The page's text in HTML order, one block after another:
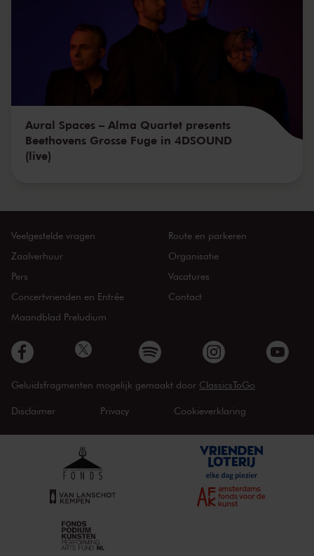
Aural Spaces – Alma Quartet presents
Beethovens Grosse Fuge in 4DSOUND
(live)
Veelgestelde vragen
Zaalverhuur
Pers
Concertvrienden en Entrée
Maandblad Preludium
Route en parkeren
Organisatie
Vacatures
Contact
Geluidsfragmenten mogelijk gemaakt door ClassicsToGo
Disclaimer Privacy Cookieverklaring